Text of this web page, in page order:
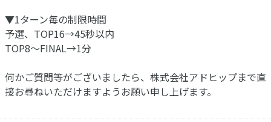
▼1ターン毎の制限時間
予選、TOP16→45秒以内
TOP8～FINAL→1分
何かご質問等がございましたら、株式会社アドヒップまで直
接お尋ねいただけますようお願い申し上げます。